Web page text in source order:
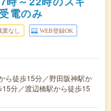
電のみ
業なし WEB登録OK
ら徒歩15分／野田阪神駅か
分／渡辺橋駅から徒歩15